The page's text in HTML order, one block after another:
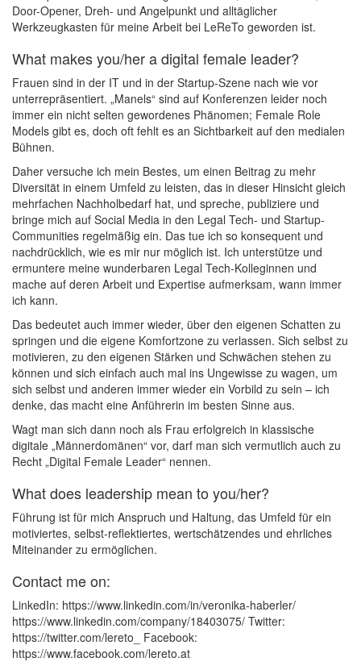
Door-Opener, Dreh- und Angelpunkt und alltäglicher
Werkzeugkasten für meine Arbeit bei LeReTo geworden ist.
What makes you/her a digital female leader?
Frauen sind in der IT und in der Startup-Szene nach wie vor
unterrepräsentiert. „Manels“ sind auf Konferenzen leider noch
immer ein nicht selten gewordenes Phänomen; Female Role
Models gibt es, doch oft fehlt es an Sichtbarkeit auf den medialen
Bühnen.
Daher versuche ich mein Bestes, um einen Beitrag zu mehr
Diversität in einem Umfeld zu leisten, das in dieser Hinsicht gleich
mehrfachen Nachholbedarf hat, und spreche, publiziere und
bringe mich auf Social Media in den Legal Tech- und Startup-
Communities regelmäßig ein. Das tue ich so konsequent und
nachdrücklich, wie es mir nur möglich ist. Ich unterstütze und
ermuntere meine wunderbaren Legal Tech-Kolleginnen und
mache auf deren Arbeit und Expertise aufmerksam, wann immer
ich kann.
Das bedeutet auch immer wieder, über den eigenen Schatten zu
springen und die eigene Komfortzone zu verlassen. Sich selbst zu
motivieren, zu den eigenen Stärken und Schwächen stehen zu
können und sich einfach auch mal ins Ungewisse zu wagen, um
sich selbst und anderen immer wieder ein Vorbild zu sein – ich
denke, das macht eine Anführerin im besten Sinne aus.
Wagt man sich dann noch als Frau erfolgreich in klassische
digitale „Männerdomänen“ vor, darf man sich vermutlich auch zu
Recht „Digital Female Leader“ nennen.
What does leadership mean to you/her?
Führung ist für mich Anspruch und Haltung, das Umfeld für ein
motiviertes, selbst-reflektiertes, wertschätzendes und ehrliches
Miteinander zu ermöglichen.
Contact me on:
LinkedIn: https://www.linkedin.com/in/veronika-haberler/
https://www.linkedin.com/company/18403075/ Twitter:
https://twitter.com/lereto_ Facebook:
https://www.facebook.com/lereto.at